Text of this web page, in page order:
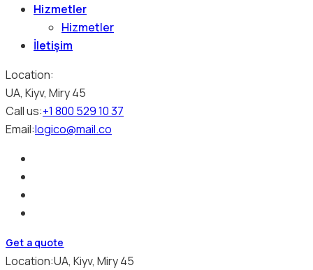
Hizmetler
Hizmetler
İletişim
Location:
UA, Kiyv, Miry 45
Call us:+1 800 529 10 37
Email:logico@mail.co
Get a quote
Location:UA, Kiyv, Miry 45